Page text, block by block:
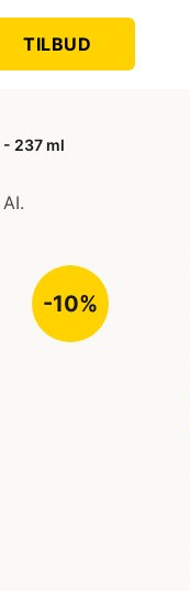
TILBUD
237 ml
-10%